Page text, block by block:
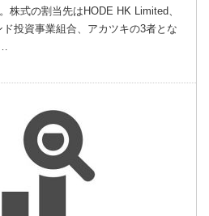
株式の割当先はHODE HK Limited、
投資事業組合、アカツキの3者とな